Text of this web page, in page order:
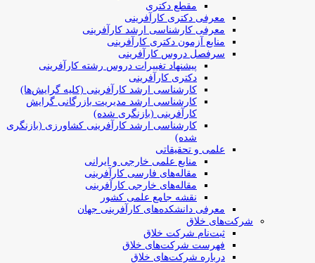
مقطع دکتری
معرفی دکتری کارآفرینی
معرفی کارشناسی ارشد کارآفرینی
منابع آزمون دکتری کارآفرینی
سرفصل دروس کارآفرینی
پیشنهاد تغییرات دروس رشته کارآفرینی
دکتری کارآفرینی
کارشناسی ارشد کارآفرینی (کلیه گرایش‌ها)
کارشناسی ارشد مدیریت بازرگانی گرایش
کارآفرینی (بازنگری شده)
کارشناسی ارشد کارآفرینی کشاورزی (بازنگری
شده)
علمی و تحقیقاتی
منابع علمی خارجی و ایرانی
مقاله‌های فارسی کارآفرینی
مقاله‌های خارجی کارآفرینی
نقشه جامع علمی کشور
معرفی دانشکده‌های کارآفرینی جهان
شرکت‌های خلاق
ثبت‌نام شرکت خلاق
فهرست شرکت‌های خلاق
درباره شرکت‌های خلاق